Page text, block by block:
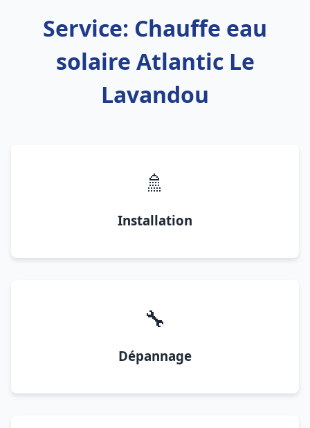
Service: Chauffe eau
solaire Atlantic Le
Lavandou
🚿
Installation
🔧
Dépannage